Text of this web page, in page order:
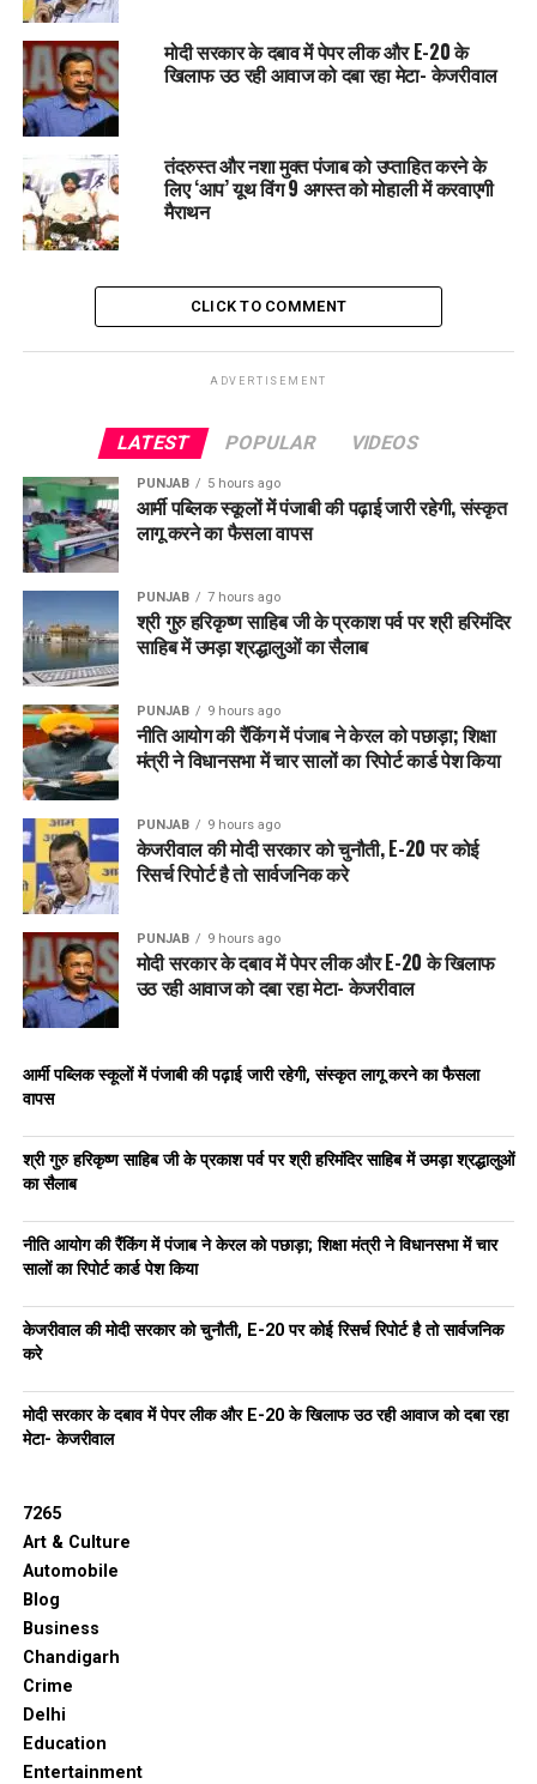
दिसंबर 2025 को गजट नोटिफिकेशन जारी कर हाइड्रो प्रोजेक्ट्स पर
2% भूमि मालिया सेस लागू कर दिया। नोटिफिकेशन के बाद हिमाचल
सरकार ने सभी हिस्सेदार राज्यों से आपत्तियां भी मांगी थीं।
पंजाब सरकार की आपत्तियां
हाइड्रो पावर प्रोजेक्ट्स व्यवसायिक नहीं बल्कि जनहित
परियोजनाएं हैं
भूमि अधिग्रहण के समय पूरा मुआवजा पहले ही दिया जा चुका है
भूमि मालिया सेस सिर्फ जमीन की कीमत पर लगाया जाना चाहिए, न
कि पूरे प्रोजेक्ट की लागत पर
पंजाब ने इसे संघीय ढांचे और राज्यों के अधिकारों के खिलाफ भी
BBMB के तीन बड़े प्रोजेक्ट्स पर सबसे ज्यादा असर
हिमाचल सरकार के नोटिफिकेशन के अनुसार:
भाखड़ा डैम (परियोजना लागत 11,372 करोड़ रुपए), 227.45
करोड़ रुपए सालाना सेस
पोंग डैम (लागत 2,938.32 करोड़ रुपए), 58.76 करोड़ रुपए
सालाना
ब्यास-सतलुज लिंक प्रोजेक्ट (लागत 7,345.8 करोड़ रुपए)
146.91 करोड़ रुपए सालाना
इन तीनों पर कुल 433.13 करोड़ रुपए सालाना का भार पड़ेगा।
शानन हाइडल प्रोजेक्ट पर भी अलग बोझ
इसके अलावा पंजाब पावरकॉम के शानन हाइडल प्रोजेक्ट पर भी 16.32
करोड़ रुपए सालाना का अतिरिक्त वित्तीय बोझ डाला गया है। वहीं अब
BBMB और प्रभावित राज्य इस मामले को लेकर कानूनी और संवैधानिक
विकल्पों पर विचार कर रहे हैं। आने वाले दिनों में यह मुद्दा केंद्र सरकार और
PUNJABNEWS
TRENDING
UP NEXT
राज्य में स्पोर्ट्स कल्चर को बड़ा बढ़ावा दे रही है: हरजोत सिंह बैंस
DON'T MISS
पंजाब पर बोझ डालने और उसे लूटने की किसी भी कोशिश के खिलाफ
लड़ने का लिया प्रण
मोदी सरकार के दबाव में पेपर लीक और E-20 के
खिलाफ उठ रही आवाज को दबा रहा मेटा- केजरीवाल
तंदरुस्त और नशा मुक्त पंजाब को उप्ताहित करने के
लिए ‘आप’ यूथ विंग 9 अगस्त को मोहाली में करवाएगी
मैराथन
CLICK TO COMMENT
ADVERTISEMENT
LATEST POPULAR VIDEOS
PUNJAB 5 hours ago
आर्मी पब्लिक स्कूलों में पंजाबी की पढ़ाई जारी रहेगी, संस्कृत
लागू करने का फैसला वापस
PUNJAB 7 hours ago
श्री गुरु हरिकृष्ण साहिब जी के प्रकाश पर्व पर श्री हरिमंदिर
साहिब में उमड़ा श्रद्धालुओं का सैलाब
PUNJAB 9 hours ago
नीति आयोग की रैंकिंग में पंजाब ने केरल को पछाड़ा; शिक्षा
मंत्री ने विधानसभा में चार सालों का रिपोर्ट कार्ड पेश किया
PUNJAB 9 hours ago
केजरीवाल की मोदी सरकार को चुनौती, E-20 पर कोई
रिसर्च रिपोर्ट है तो सार्वजनिक करे
PUNJAB 9 hours ago
मोदी सरकार के दबाव में पेपर लीक और E-20 के खिलाफ
उठ रही आवाज को दबा रहा मेटा- केजरीवाल
आर्मी पब्लिक स्कूलों में पंजाबी की पढ़ाई जारी रहेगी, संस्कृत लागू करने का फैसला
वापस
श्री गुरु हरिकृष्ण साहिब जी के प्रकाश पर्व पर श्री हरिमंदिर साहिब में उमड़ा श्रद्धालुओं
का सैलाब
नीति आयोग की रैंकिंग में पंजाब ने केरल को पछाड़ा; शिक्षा मंत्री ने विधानसभा में चार
सालों का रिपोर्ट कार्ड पेश किया
केजरीवाल की मोदी सरकार को चुनौती, E-20 पर कोई रिसर्च रिपोर्ट है तो सार्वजनिक
करे
मोदी सरकार के दबाव में पेपर लीक और E-20 के खिलाफ उठ रही आवाज को दबा रहा
मेटा- केजरीवाल
7265
Art & Culture
Automobile
Blog
Business
Chandigarh
Crime
Delhi
Education
Entertainment